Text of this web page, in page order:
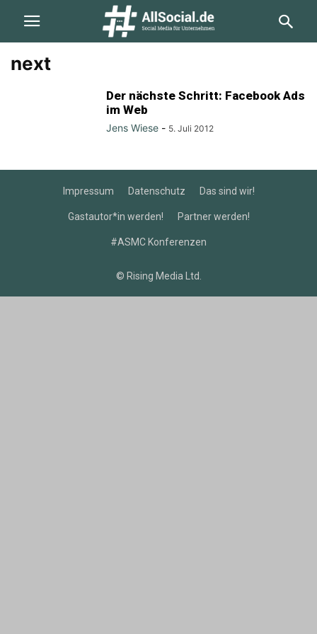
next
Der nächste Schritt: Facebook Ads
im Web
Jens Wiese - 5. Juli 2012
Impressum Datenschutz Das sind wir!
Gastautor*in werden! Partner werden!
#ASMC Konferenzen
© Rising Media Ltd.